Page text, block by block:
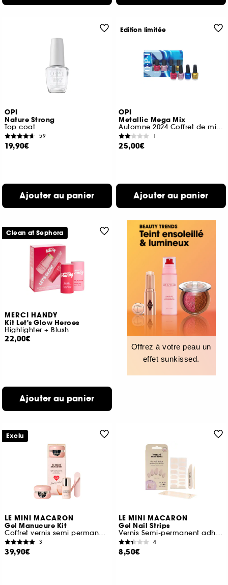
OPI
Nature Strong
Top coat
59
19,90€
Ajouter au panier
OPI
Metallic Mega Mix
Automne 2024 Coffret de minis vernis tenue jusqu'à 7 jours
1
25,00€
Ajouter au panier
Edition limitée
MERCI HANDY
Kit Let's Glow Heroes
Highlighter + Blush
22,00€
Ajouter au panier
Clean at Sephora
Offrez à votre peau un
effet sunkissed.
LE MINI MACARON
Gel Manucure Kit
Coffret vernis semi permanent 3 en 1
3
39,90€
Exclu
LE MINI MACARON
Gel Nail Strips
Vernis Semi-permanent adhésif
4
8,50€